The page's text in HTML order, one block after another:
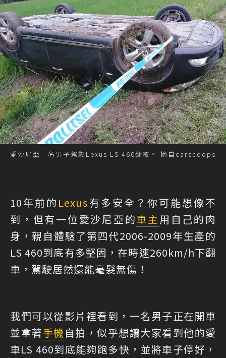
愛沙尼亞一名男子駕駛Lexus LS 460翻覆。 摘自carscoops
10年前的 Lexus有多安全？你可能想像不
到，但有一位愛沙尼亞的車主用自己的肉
身，親自體驗了第四代2006-2009年生產的
LS 460到底有多堅固，在時速260km/h下翻
車，駕駛居然還能毫髮無傷！
我們可以從影片裡看到，一名男子正在開車
並拿著手機 自拍，似乎想讓大家看到他的愛
車LS 460到底能夠跑多快，並將車子停好，